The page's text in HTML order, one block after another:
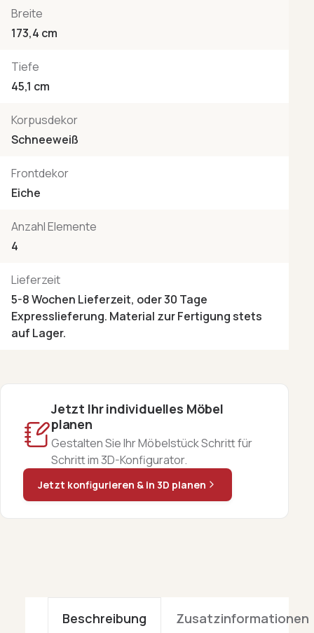
Breite
173,4 cm
Tiefe
45,1 cm
Korpusdekor
Schneeweiß
Frontdekor
Eiche
Anzahl Elemente
4
Lieferzeit
5-8 Wochen Lieferzeit, oder 30 Tage
Expresslieferung. Material zur Fertigung stets
auf Lager.
Jetzt Ihr individuelles Möbel
planen
Gestalten Sie Ihr Möbelstück Schritt für
Schritt im 3D-Konfigurator.
Jetzt konfigurieren & in 3D planen
Beschreibung Zusatzinformationen